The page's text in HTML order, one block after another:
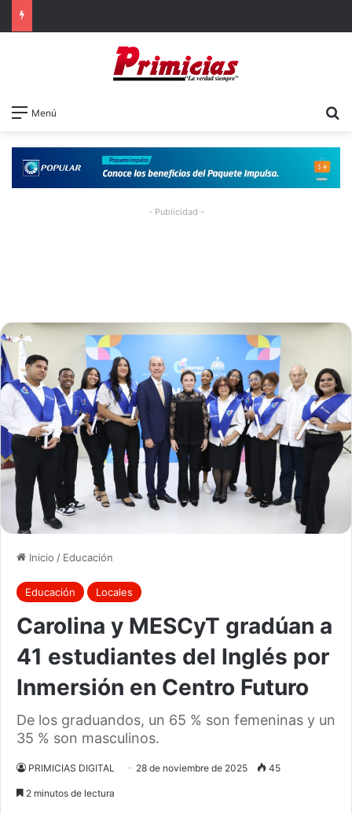
Menú
- Publicidad -
Inicio / Educación
Educación Locales
Carolina y MESCyT gradúan a
41 estudiantes del Inglés por
Inmersión en Centro Futuro
De los graduandos, un 65 % son femeninas y un
35 % son masculinos.
PRIMICIAS DIGITAL 28 de noviembre de 2025 45
2 minutos de lectura